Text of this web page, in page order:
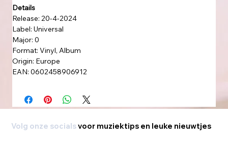
Details
Release: 20-4-2024
Label: Universal
Major: 0
Format: Vinyl, Album
Origin: Europe
EAN: 0602458906912
Volg onze socialsvoor muziektips en leuke nieuwtjes